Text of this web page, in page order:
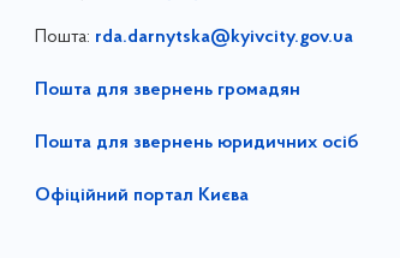
Пошта: rda.darnytska@kyivcity.gov.ua
Пошта для звернень громадян
Пошта для звернень юридичних осіб
Офіційний портал Києва